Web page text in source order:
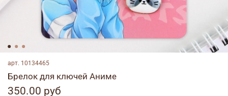
арт. 10134465
Брелок для ключей Аниме
350.00 руб